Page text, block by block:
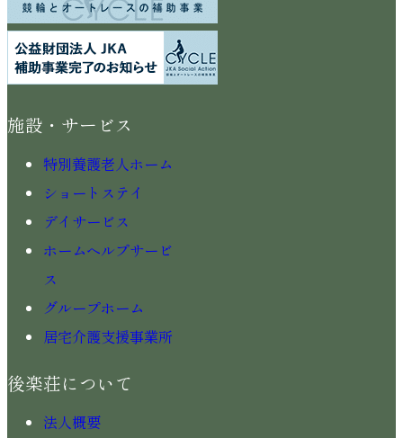
施設・サービス
特別養護老人ホーム
ショートステイ
デイサービス
ホームヘルプサービ
ス
グループホーム
居宅介護支援事業所
後楽荘について
法人概要